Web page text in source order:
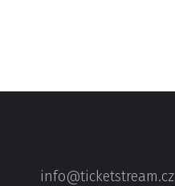
info@ticketstream.cz